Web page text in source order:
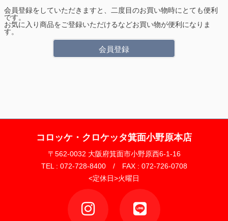
会員登録をしていただきますと、二度目のお買い物時にとても便利
です。
お気に入り商品をご登録いただけるなどお買い物が便利になりま
す。
会員登録
コロッケ・クロケッタ箕面小野原本店
〒562-0032 大阪府箕面市小野原西6-1-16
TEL : 072-728-8400 / FAX : 072-726-0708
<定休日>火曜日